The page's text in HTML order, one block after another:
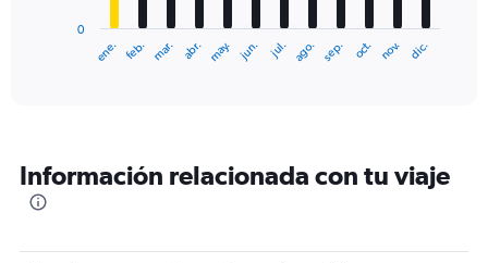
categories.
The
ene. feb. mar. abr. may. jun. jul. ago. sep. oct. nov. dic.
0
Información relacionada con tu viaje